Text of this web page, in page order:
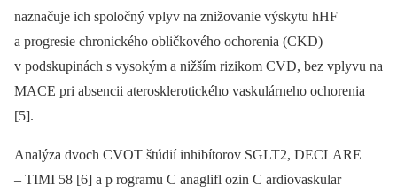
naznačuje ich spoločný vplyv na znižovanie výskytu hHF
a progresie chronického obličkového ochorenia (CKD)
v podskupinách s vysokým a nižším rizikom CVD, bez vplyvu na
MACE pri absencii aterosklerotického vaskulárneho ochorenia
[5].
Analýza dvoch CVOT štúdií inhibítorov SGLT2, DECLARE
–⁠ TIMI 58 [6] a p rogramu C anaglifl ozin C ardiovaskular